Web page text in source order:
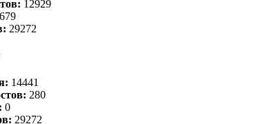
12929
679
29272
14441
280
0
29272